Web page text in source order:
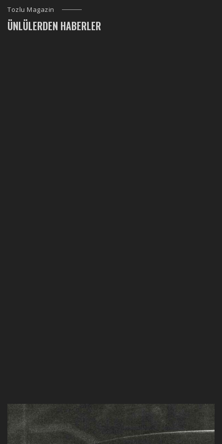
Tozlu Magazin
ÜNLÜLERDEN HABERLER